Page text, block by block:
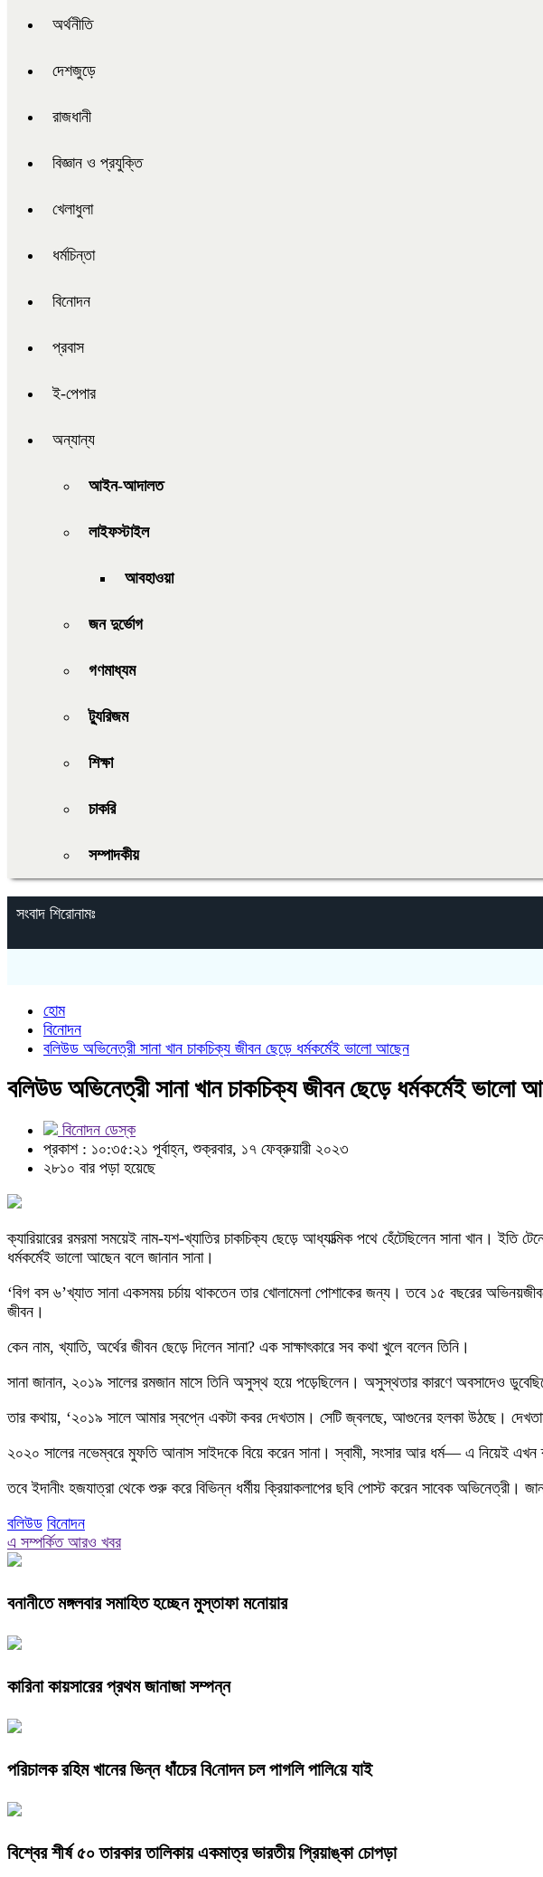
অর্থনীতি
দেশজুড়ে
রাজধানী
বিজ্ঞান ও প্রযুক্তি
খেলাধুলা
ধর্মচিন্তা
বিনোদন
প্রবাস
ই-পেপার
অন্যান্য
আইন-আদালত
লাইফস্টাইল
আবহাওয়া
জন দুর্ভোগ
গণমাধ্যম
ট্যুরিজম
শিক্ষা
চাকরি
সম্পাদকীয়
সংবাদ শিরোনামঃ
হোম
বিনোদন
বলিউড অভিনেত্রী সানা খান চাকচিক্য জীবন ছেড়ে ধর্মকর্মেই ভালো আছেন
বলিউড অভিনেত্রী সানা খান চাকচিক্য জীবন ছেড়ে ধর্মকর্মেই ভালো
বিনোদন ডেস্ক
প্রকাশ : ১০:৩৫:২১ পূর্বাহ্ন, শুক্রবার, ১৭ ফেব্রুয়ারী ২০২৩
২৮১০ বার পড়া হয়েছে
ক্যারিয়ারের রমরমা সময়েই নাম-যশ-খ্যাতির চাকচিক্য ছেড়ে আধ্যাত্মিক পথে হেঁটেছিলেন সানা খান।
ধর্মকর্মেই ভালো আছেন বলে জানান সানা।
‘বিগ বস ৬’খ্যাত সানা একসময় চর্চায় থাকতেন তার খোলামেলা পোশাকের জন্য। তবে ১৫ বছরের
জীবন।
কেন নাম, খ্যাতি, অর্থের জীবন ছেড়ে দিলেন সানা? এক সাক্ষাৎকারে সব কথা খুলে বলেন তিনি।
সানা জানান, ২০১৯ সালের রমজান মাসে তিনি অসুস্থ হয়ে পড়েছিলেন। অসুস্থতার কারণে অবসাদেও
তার কথায়, ‘২০১৯ সালে আমার স্বপ্নে একটা কবর দেখতাম। সেটি জ্বলছে, আগুনের হলকা উঠছে।
২০২০ সালের নভেম্বরে মুফতি আনাস সাইদকে বিয়ে করেন সানা। স্বামী, সংসার আর ধর্ম— এ নিয়েই এখন
তবে ইদানীং হজযাত্রা থেকে শুরু করে বিভিন্ন ধর্মীয় ক্রিয়াকলাপের ছবি পোস্ট করেন সাবেক অভিনেত্রী।
বলিউড বিনোদন
এ সম্পর্কিত আরও খবর
বনানীতে মঙ্গলবার সমাহিত হচ্ছেন মুস্তাফা মনোয়ার
কারিনা কায়সারের প্রথম জানাজা সম্পন্ন
প‌রিচালক র‌হিম খানের ভিন্ন ধাঁচের বি‌নো‌দন চল পাগ‌লি পা‌লি‌য়ে যাই
বিশ্বের শীর্ষ ৫০ তারকার তালিকায় একমাত্র ভারতীয় প্রিয়াঙ্কা চোপড়া